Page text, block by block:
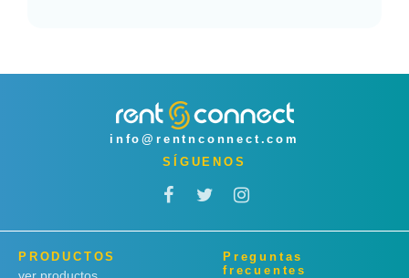
info@rentnconnect.com
SÍGUENOS
PRODUCTOS
Preguntas
frecuentes